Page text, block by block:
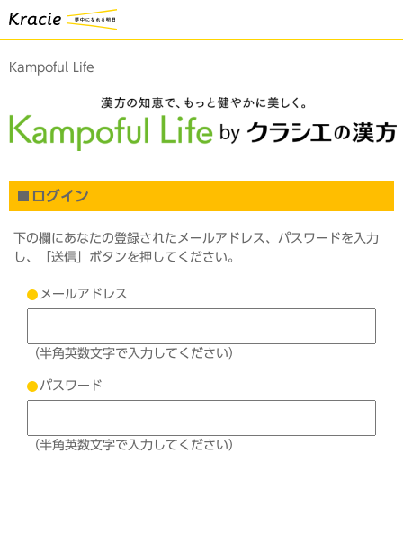
Kampoful Life
ログイン
下の欄にあなたの登録されたメールアドレス、パスワードを入力
し、「送信」ボタンを押してください。
メールアドレス
（半角英数文字で入力してください）
パスワード
（半角英数文字で入力してください）